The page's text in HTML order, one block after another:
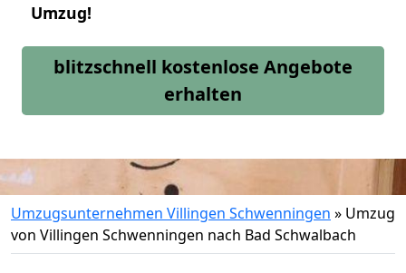
Umzug!
blitzschnell kostenlose Angebote
erhalten
Umzugsunternehmen Villingen Schwenningen » Umzug
von Villingen Schwenningen nach Bad Schwalbach